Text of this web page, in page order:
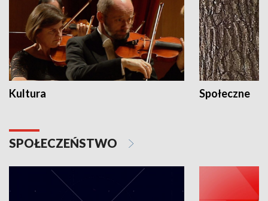
Kultura Społeczne
SPOŁECZEŃSTWO